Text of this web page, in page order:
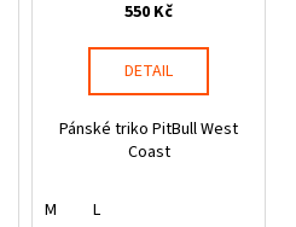
550 Kč
DETAIL
Pánské triko PitBull West
Coast
M L